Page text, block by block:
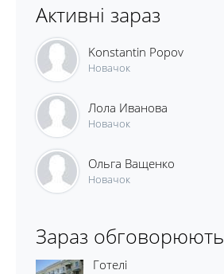
Активні зараз
Konstantin Popov
Новачок
Лола Иванова
Новачок
Ольга Ващенко
Новачок
Зараз обговорюють
Готелі